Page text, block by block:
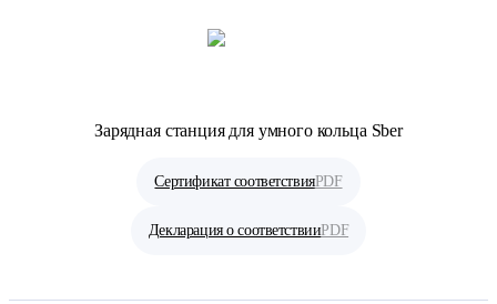
Зарядная станция для умного кольца Sber
Сертификат соответствияPDF
Декларация о соответствииPDF